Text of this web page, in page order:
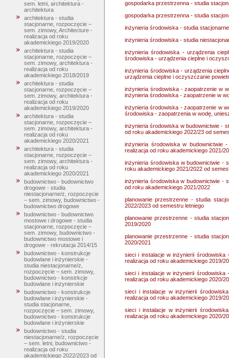
sem. letni, architektura -
architektura
architektura - studia
stacjonarne, rozpoczęcie –
sem. zimowy, Architecture -
realizacja od roku
akademickiego 2019/2020
architektura - studia
stacjonarne, rozpoczęcie –
sem. zimowy, architektura -
realizacja od roku
akademickiego 2018/2019
architektura - studia
stacjonarne, rozpoczęcie –
sem. zimowy, architektura -
realizacja od roku
akademickiego 2019/2020
architektura - studia
stacjonarne, rozpoczęcie –
sem. zimowy, architektura -
realizacja od roku
akademickiego 2020/2021
architektura - studia
stacjonarne, rozpoczęcie –
sem. zimowy, architektura -
realizacja od roku
akademickiego 2020/2021
budownictwo - budownictwo
drogowe - studia
niestacjonarne/z, rozpoczęcie
– sem. zimowy, budownictwo -
budownictwo drogowe
budownictwo - budownictwo
mostowe i drogowe - studia
stacjonarne, rozpoczęcie –
sem. zimowy, budownictwo -
budownictwo mostowe i
drogowe - rekrutacja 2014/15
budownictwo - konstrukcje
budowlane i inżynierskie -
studia niestacjonarne/z,
rozpoczęcie – sem. zimowy,
budownictwo - konstrkcje
budowlane i inżynierskie
budownictwo - konstrukcje
budowlane i inżynierskie -
studia stacjonarne,
rozpoczęcie – sem. zimowy,
budownictwo - konstrukcje
budowlane i inżynierskie
budownictwo - studia
niestacjonarne/z, rozpoczęcie
– sem. letni, budownictwo -
realizacja od roku
akademickiego 2022/2023 od
gospodarka przestrzenna - studia
gospodarka przestrzenna - studia
inżynieria środowiska - studia
inżynieria środowiska - studia
inżynieria środowiska - urządzenia
środowiska - urządzenia cieplne i
inżynieria środowiska - urządzenia
urządzenia cieplne i oczyszczanie
inżynieria środowiska - zaopatrzenie w
inżynieria środowiska - zaopatrzenie w
inżynieria środowiska - zaopatrzenie w
środowiska - zaopatrzenia w wodę,
inżynieria środowiska w budownictwie -
od roku akademickiego 2022/23 od
inżynieria środowiska w budownictwie
realizacja od roku akademickiego 2021/
inżynieria środowiska w budownictwie -
roku akademickiego 2021/2022 od
inżynieria środowiska w budownictwie -
od roku akademickiego 2021/2022
planowanie przestrzenne - studia
2022/2023 od semestru letniego
planowanie przestrzenne - studia
2019/2020
planowanie przestrzenne - studia
2020/2021
sieci i instalacje w inżynierii
realizacja od roku akademickiego 2019/
sieci i instalacje w inżynierii
realizacja od roku akademickiego 2020/
sieci i instalacje w inżynierii
realizacja od roku akademickiego 2019/
sieci i instalacje w inżynierii
realizacja od roku akademickiego 2020/